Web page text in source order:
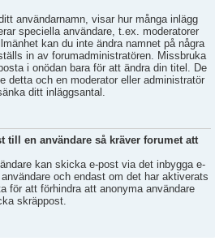
användarnamn, visar hur många inlägg
speciella användare, t.ex. moderatorer
kan du inte ändra namnet på några
in av forumadministratören. Missbruka
i onödan bara för att ändra din titel. De
detta och en moderator eller administratör
ditt inläggsantal.
till en användare så kräver forumet att
kan skicka e-post via det inbygga e-
och endast om det har aktiverats
för att förhindra att anonyma användare
skräppost.